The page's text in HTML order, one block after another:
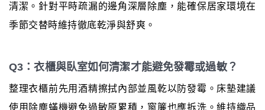
清潔。針對平時疏漏的邊角深層除塵，能確保居家環境在
季節交替時維持徹底乾淨與舒爽。
Q3：衣櫃與臥室如何清潔才能避免發霉或過敏？
整理衣櫃前先用酒精擦拭內部並風乾以防發霉。床墊建議
使用除塵蟎機避免過敏原累積，窗簾也應拆洗。維持織品